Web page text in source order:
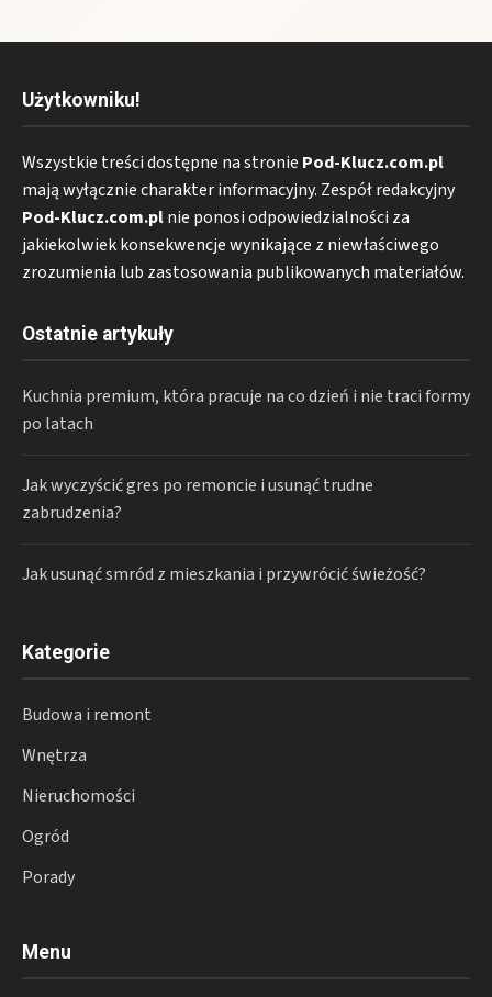
Użytkowniku!
Wszystkie treści dostępne na stronie Pod-Klucz.com.pl
mają wyłącznie charakter informacyjny. Zespół redakcyjny
Pod-Klucz.com.plnie ponosi odpowiedzialności za
jakiekolwiek konsekwencje wynikające z niewłaściwego
zrozumienia lub zastosowania publikowanych materiałów.
Ostatnie artykuły
Kuchnia premium, która pracuje na co dzień i nie traci formy
po latach
Jak wyczyścić gres po remoncie i usunąć trudne
zabrudzenia?
Jak usunąć smród z mieszkania i przywrócić świeżość?
Kategorie
Budowa i remont
Wnętrza
Nieruchomości
Ogród
Porady
Menu